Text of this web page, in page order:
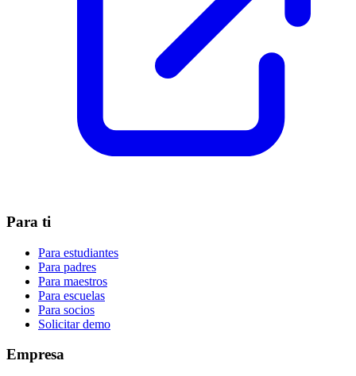
Para ti
Para estudiantes
Para padres
Para maestros
Para escuelas
Para socios
Solicitar demo
Empresa